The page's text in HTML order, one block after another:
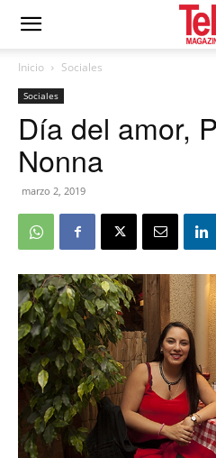
Inicio Sociales
Sociales
Día del amor,
Nonna
marzo 2, 2019